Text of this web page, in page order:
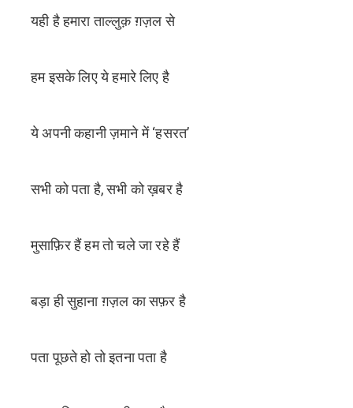
यही है हमारा ताल्लुक़ ग़ज़ल से
हम इसके लिए ये हमारे लिए है
ये अपनी कहानी ज़माने में ‘हसरत’
सभी को पता है, सभी को ख़बर है
मुसाफ़िर हैं हम तो चले जा रहे हैं
बड़ा ही सुहाना ग़ज़ल का सफ़र है
पता पूछते हो तो इतना पता है